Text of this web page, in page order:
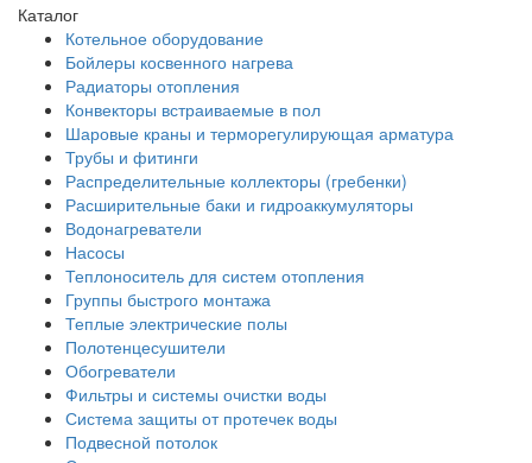
Каталог
Котельное оборудование
Бойлеры косвенного нагрева
Радиаторы отопления
Конвекторы встраиваемые в пол
Шаровые краны и терморегулирующая арматура
Трубы и фитинги
Распределительные коллекторы (гребенки)
Расширительные баки и гидроаккумуляторы
Водонагреватели
Насосы
Теплоноситель для систем отопления
Группы быстрого монтажа
Теплые электрические полы
Полотенцесушители
Обогреватели
Фильтры и системы очистки воды
Система защиты от протечек воды
Подвесной потолок